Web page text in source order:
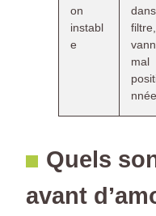
on
instabl
e
dans
filtre,
mal
nnée
Quels
avant